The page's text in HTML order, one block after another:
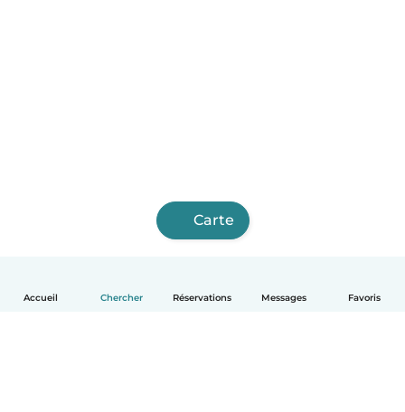
Accueil Chercher Réservations Messages Favoris
Carte